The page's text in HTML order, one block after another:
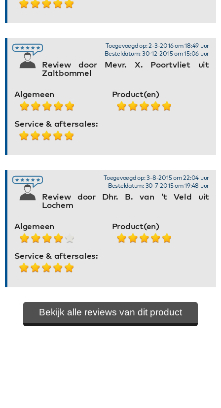
Review door Mevr. X. Poortvliet uit
Zaltbommel
Toegevoegd op: 2-3-2016 om 18:49 uur
Besteldatum: 30-12-2015 om 15:06 uur
Algemeen Product(en)
Service & aftersales:
Review door Dhr. B. van 't Veld uit
Lochem
Toegevoegd op: 3-8-2015 om 22:04 uur
Besteldatum: 30-7-2015 om 19:48 uur
Algemeen Product(en)
Service & aftersales:
Bekijk alle reviews van dit product